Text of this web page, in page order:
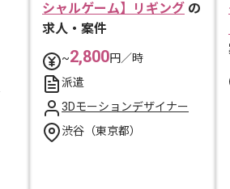
シャルゲーム】リギング の
求人・案件
~2,800円／時
派遣
3Dモーションデザイナー
渋谷（東京都）